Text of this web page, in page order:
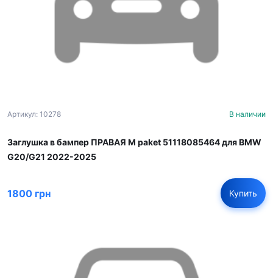
Артикул: 10278 В наличии
Заглушка в бампер ПРАВАЯ M paket 51118085464 для BMW
G20/G21 2022-2025
1800 грн Купить